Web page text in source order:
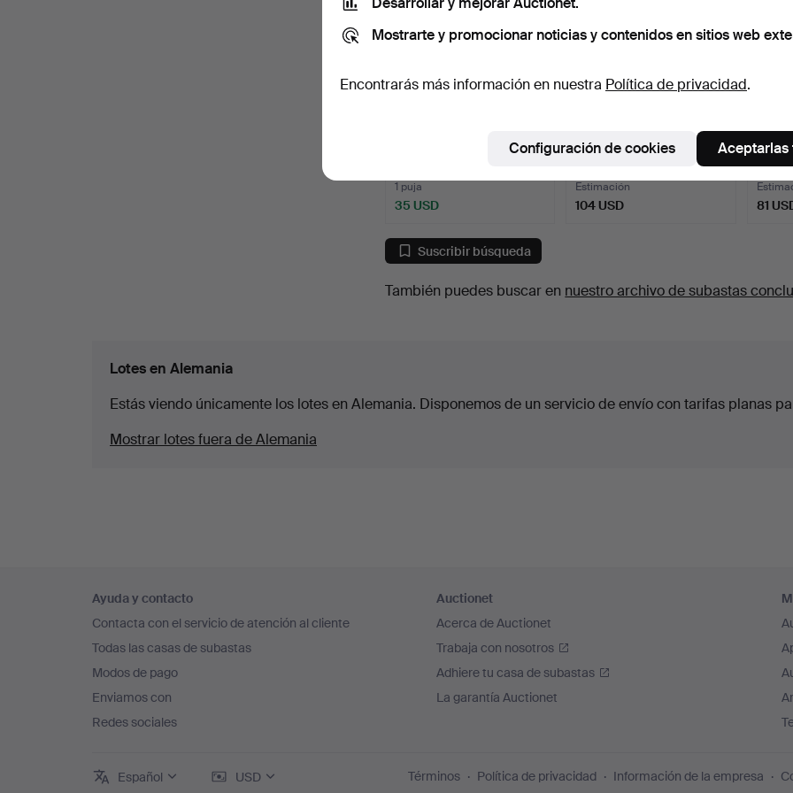
DAMA DUGENA CON
1 puja
35 USD
RELOJ DE BOLSILLO
MOLNIJA.
Estimación
104 USD
4 días
81
Suscribir búsqueda
También puedes buscar en nuestro archivo de subastas
Lotes en Alemania
Estás viendo únicamente los lotes en Alemania. Disponemos de un servicio de envío con tarifas planas
Mostrar lotes fuera de Alemania
en
el
pie
de
página
Ayuda y contacto
Contacta con el servicio de atención al cliente
Todas las casas de subastas
Modos de pago
Enviamos con
Redes sociales
Auctionet
Acerca de Auctionet
Trabaja con nosotros
Adhiere tu casa de subastas
La garantía Auctionet
Español USD Términos Política de privacidad Información de la empresa
Mostrarte y promocionar noticias y contenidos en sitios web
Encontrarás más información en nuestra Política de privacidad.
Configuración de cookies Aceptarlas